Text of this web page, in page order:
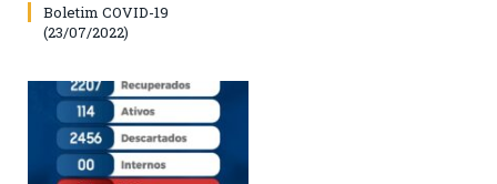
Boletim COVID-19
(23/07/2022)